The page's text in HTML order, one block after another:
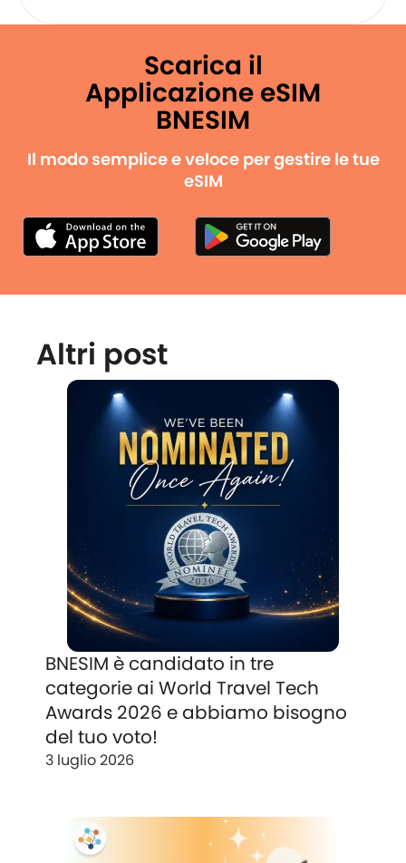
Scarica il
Applicazione eSIM
BNESIM
Il modo semplice e veloce per gestire le tue
eSIM
Altri post
BNESIM è candidato in tre
categorie ai World Travel Tech
Awards 2026 e abbiamo bisogno
del tuo voto!
3 luglio 2026